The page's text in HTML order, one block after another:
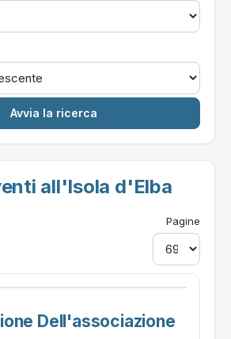
all'Isola d'Elba
Pagine
Dell'associazione